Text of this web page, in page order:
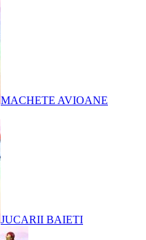
MACHETE AVIOANE
JUCARII BAIETI